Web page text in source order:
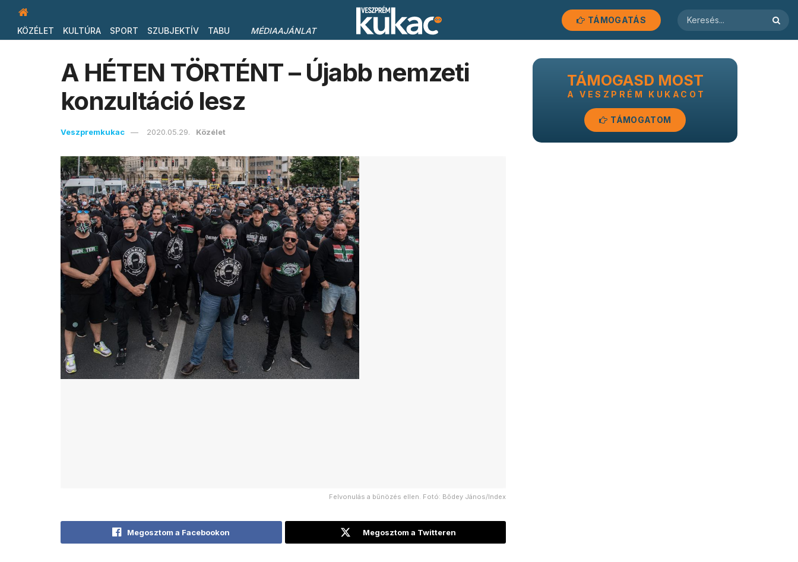
KÖZÉLET KULTÚRA SPORT SZUBJEKTÍV TABU MÉDIAAJÁNLAT
TÁMOGATÁS
A HÉTEN TÖRTÉNT – Újabb nemzeti
konzultáció lesz
Veszpremkukac 2020.05.29. Közélet
Felvonulás a bűnözés ellen. Fotó: Bődey János/Index
Megosztom a Facebookon Megosztom a Twitteren
TÁMOGASD MOST
A VESZPRÉM KUKACOT
TÁMOGATOM